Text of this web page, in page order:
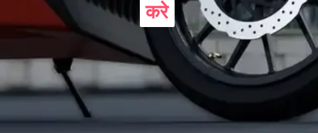
करे
करे